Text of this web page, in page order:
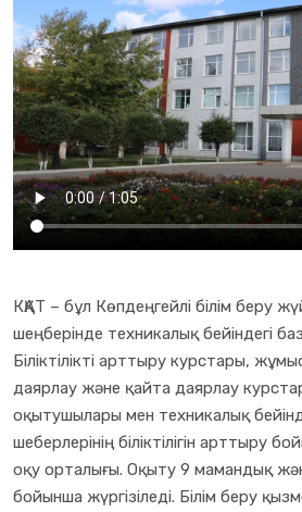
КҚАТ – бұл Көпдеңгейлі білім беру
шеңберінде техникалық бейіндегі
Біліктілікті арттыру курстары,
даярлау және қайта даярлау
оқытушылары мен техникалық
шеберлерінің біліктілігін арттыру
оқу орталығы. Оқыту 9 мамандық және
бойынша жүргізіледі. Білім беру